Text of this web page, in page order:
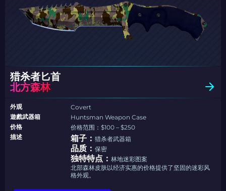
猎杀者匕首
北方森林
外观
Covert
遊戲武器箱
Huntsman Weapon Case
价格
价格范围：$100 – $250
描述
箱子：猎杀者武器箱
品质：保密
独特特点：林地迷彩图案
北部森林皮肤以经济实惠的价格提供了坚固的迷彩风
格外观。